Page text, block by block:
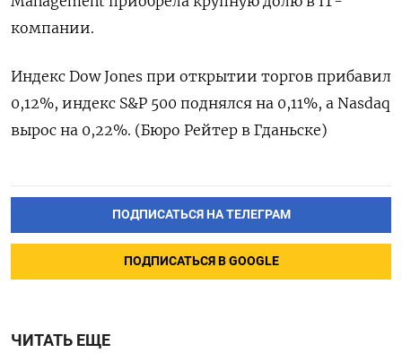
компании.
Индекс Dow Jones при открытии торгов прибавил
0,12%, индекс S&P 500 поднялся на 0,11%, а Nasdaq
вырос на 0,22%. (Бюро Рейтер в Гданьске)
ПОДПИСАТЬСЯ НА ТЕЛЕГРАМ
ПОДПИСАТЬСЯ В GOOGLE
ЧИТАТЬ ЕЩЕ